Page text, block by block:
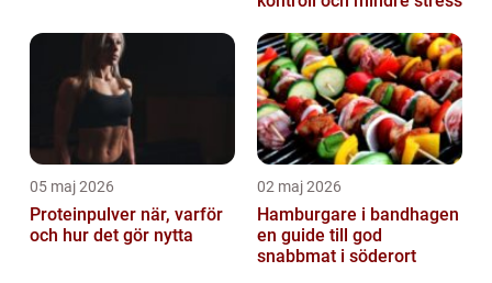
05 maj 2026
Proteinpulver när, varför
och hur det gör nytta
02 maj 2026
Hamburgare i bandhagen
en guide till god
snabbmat i söderort